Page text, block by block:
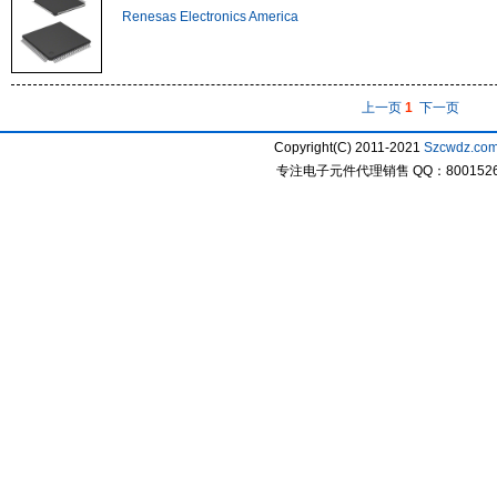
Renesas Electronics America
上一页 1 下一页
Copyright(C) 2011-2021
专注电子元件代理销售 QQ：